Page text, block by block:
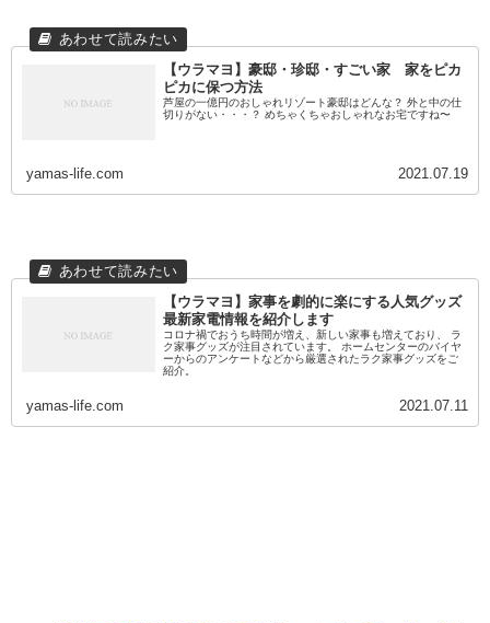
【ウラマヨ】豪邸・珍邸・すごい家 家をピカ
ピカに保つ方法
芦屋の一億円のおしゃれリゾート豪邸はどんな？ 外と中の仕
切りがない・・・？ めちゃくちゃおしゃれなお宅ですね〜
yamas-life.com 2021.07.19
【ウラマヨ】家事を劇的に楽にする人気グッズ
最新家電情報を紹介します
コロナ禍でおうち時間が増え、新しい家事も増えており、 ラ
ク家事グッズが注目されています。 ホームセンターのバイヤ
ーからのアンケートなどから厳選されたラク家事グッズをご
紹介。
yamas-life.com 2021.07.11